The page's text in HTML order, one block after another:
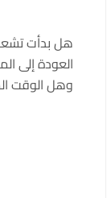
هل بدأت
وهل الوقت